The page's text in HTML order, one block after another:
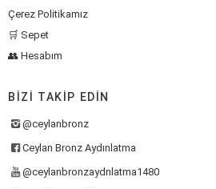
Çerez Politikamız
🛒 Sepet
👥 Hesabım
BIZI TAKIP EDIN
@ceylanbronz
Ceylan Bronz Aydınlatma
@ceylanbronzaydnlatma1480